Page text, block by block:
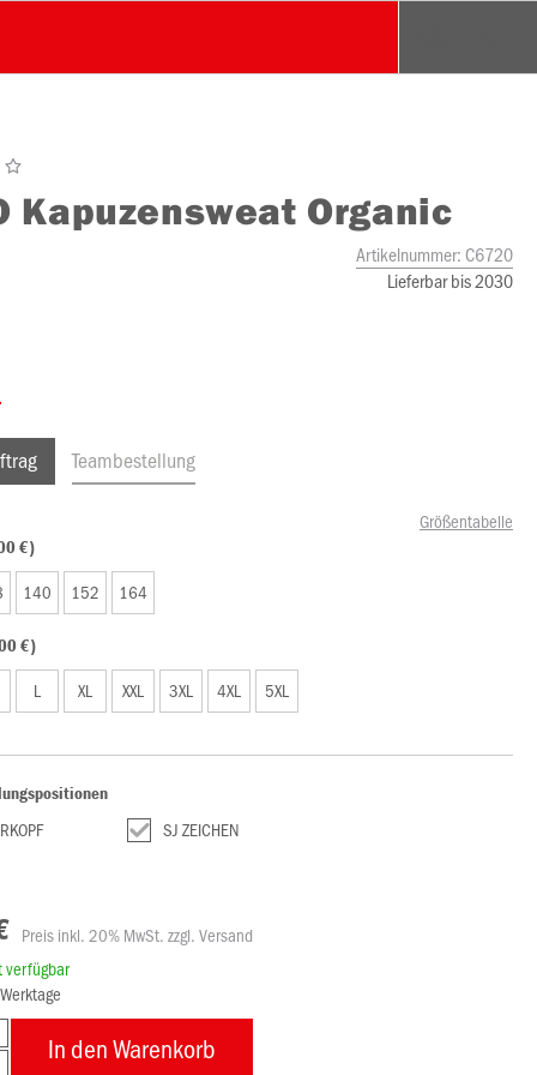
Kapuzensweat Organic
Artikelnummer:C6720
Lieferbar bis 2030
Teambestellung
Größentabelle
€)
140 152 164
€)
L XL XXL 3XL 4XL 5XL
SJ ZEICHEN
Preis inkl. 20% MwSt. zzgl. Versand
verfügbar
In den Warenkorb